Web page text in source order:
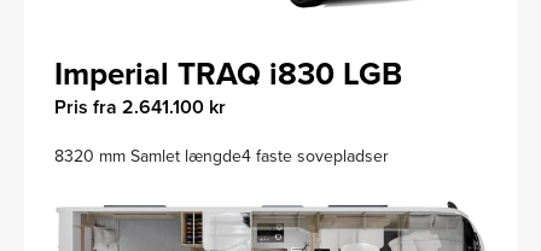
Imperial TRAQ i830 LGB
Pris fra 2.641.100 kr
8320 mm Samlet længde4 faste sovepladser